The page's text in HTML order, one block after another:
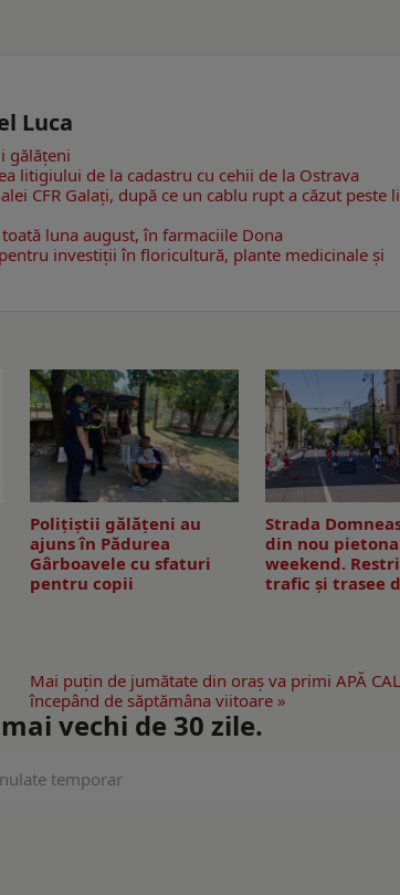
Luca
gălățeni
litigiului de la cadastru cu cehii de la Ostrava
CFR Galați, după ce un cablu rupt a căzut peste
luna august, în farmaciile Dona
investiții în floricultură, plante medicinale și
Polițiștii gălățeni au
ajuns în Pădurea
Gârboavele cu sfaturi
pentru copii
Strada
din nou
weekend.
trafic şi trasee
Mai puţin de jumătate din oraş va primi APĂ
începând de săptămâna viitoare »
vechi de 30 zile.
temporar